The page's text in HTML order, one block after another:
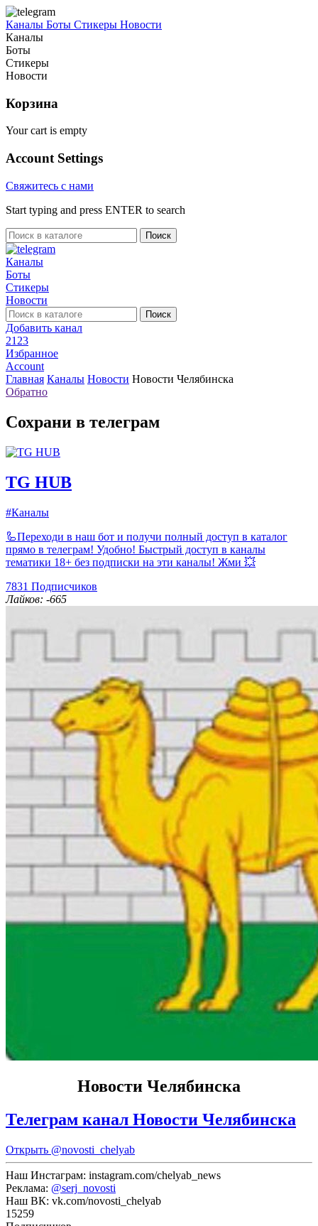
Каналы Боты Стикеры Новости
Каналы
Боты
Стикеры
Новости
Корзина
Your cart is empty
Account Settings
Свяжитесь с нами
Start typing and press ENTER to search
Поиск
Каналы
Боты
Стикеры
Новости
Поиск
Добавить канал
2123
Избранное
Account
Главная Каналы Новости Новости Челябинска
Обратно
Сохрани в телеграм
TG HUB
#Каналы
🦾Переходи в наш бот и получи полный доступ в каталог
прямо в телеграм! Удобно! Быстрый доступ в каналы
тематики 18+ без подписки на эти каналы! Жми 💥
7831 Подписчиков
Лайков: -665
Новости Челябинска
Телеграм канал Новости Челябинска
Открыть @novosti_chelyab
Наш Инстаграм: instagram.com/chelyab_news
Реклама: @serj_novosti
Наш ВК: vk.com/novosti_chelyab
15259